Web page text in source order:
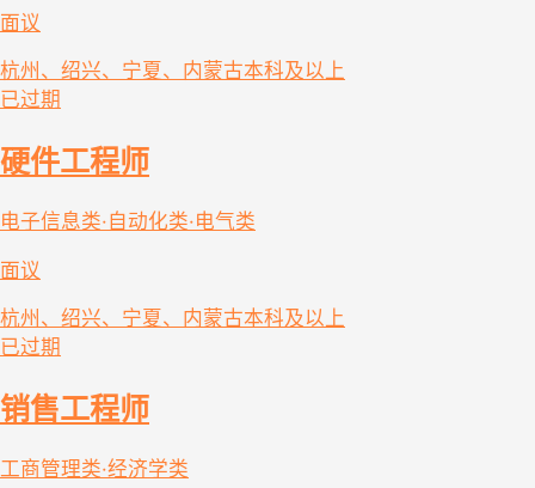
面议
杭州、绍兴、宁夏、内蒙古本科及以上
已过期
硬件工程师
电子信息类·自动化类·电气类
面议
杭州、绍兴、宁夏、内蒙古本科及以上
已过期
销售工程师
工商管理类·经济学类